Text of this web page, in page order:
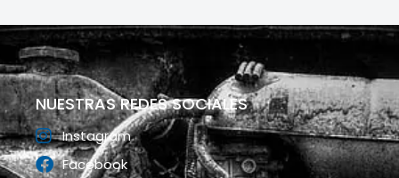
NUESTRAS REDES SOCIALES
Instagram
Facebook